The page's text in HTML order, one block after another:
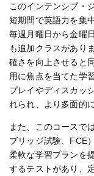
このインテンシブ・
短期間で英語力を集
毎週月曜日から金曜
も追加クラスがあり
確さを向上させると
用に焦点を当てた学
プレイやディスカッ
れられ、より多面的
また、このコースで
ブリッジ試験、FCE
柔軟な学習プランを
するテストがあり、